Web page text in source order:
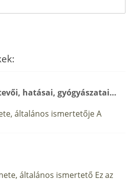
hatásai, gyógyászatai…
általános ismertetője A
általános ismertető Ez az